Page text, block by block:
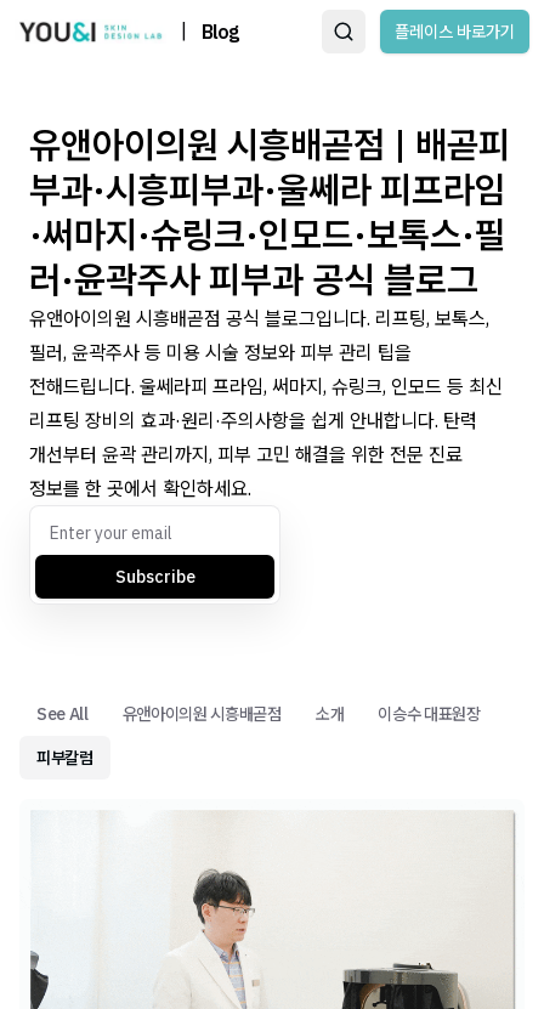
Blog 플레이스 바로가기
유앤아이의원 시흥배곧점 | 배곧피
부과·시흥피부과·울쎄라 피프라임
·써마지·슈링크·인모드·보톡스·필
러·윤곽주사 피부과 공식 블로그
유앤아이의원 시흥배곧점 공식 블로그입니다. 리프팅, 보톡스,
필러, 윤곽주사 등 미용 시술 정보와 피부 관리 팁을
전해드립니다. 울쎄라피 프라임, 써마지, 슈링크, 인모드 등 최신
리프팅 장비의 효과·원리·주의사항을 쉽게 안내합니다. 탄력
개선부터 윤곽 관리까지, 피부 고민 해결을 위한 전문 진료
정보를 한 곳에서 확인하세요.
Subscribe
See All 유앤아이의원 시흥배곧점 소개
이승수 대표원장
피부칼럼